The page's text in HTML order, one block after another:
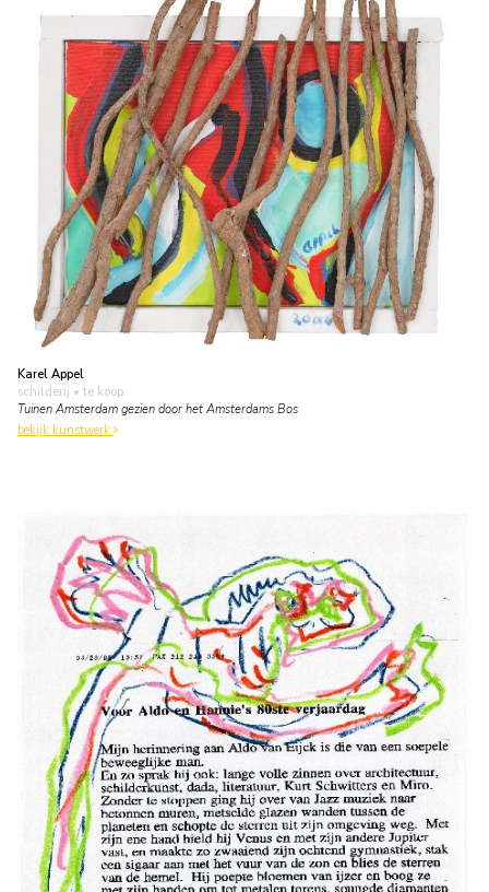
Karel Appel
schilderij • te koop
Tuinen Amsterdam gezien door het Amsterdams Bos
bekijk kunstwerk